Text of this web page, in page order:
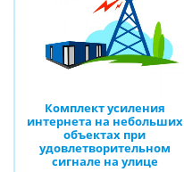
Комплект усиления
интернета на небольших
объектах при
удовлетворительном
сигнале на улице